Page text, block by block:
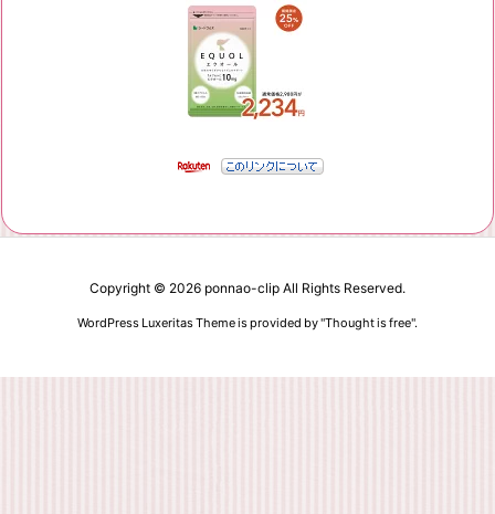
Copyright © 2026 ponnao-clip All Rights Reserved.
WordPress Luxeritas Theme is provided by "Thought is free".